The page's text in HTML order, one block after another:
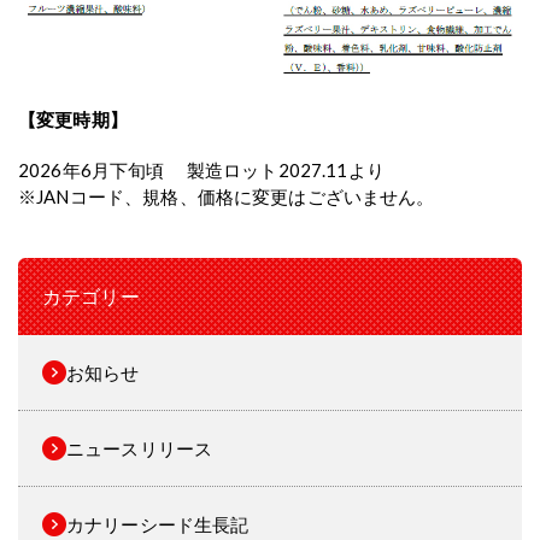
【変更時期】
2026年6月下旬頃 製造ロット2027.11より
※JANコード、規格、価格に変更はございません。
カテゴリー
お知らせ
ニュースリリース
カナリーシード生長記